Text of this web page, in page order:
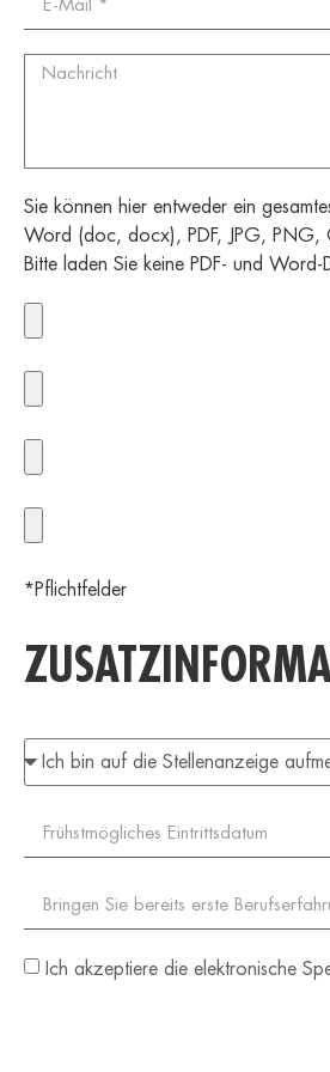
Sie können hier entweder ein
Word (doc, docx), PDF, JPG, PNG,
Bitte laden Sie keine PDF- und
*Pflichtfelder
Ich akzeptiere die elektronische